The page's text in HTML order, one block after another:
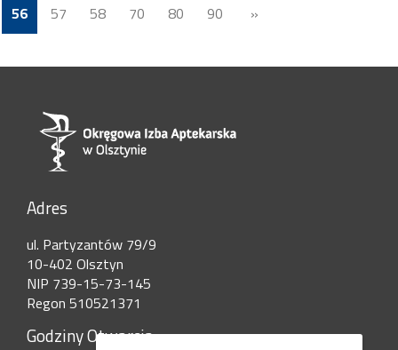
56
57 58 70 80 90 »
Adres
ul. Partyzantów 79/9
10-402 Olsztyn
NIP 739-15-73-145
Regon 510521371
Godziny Otwarcia